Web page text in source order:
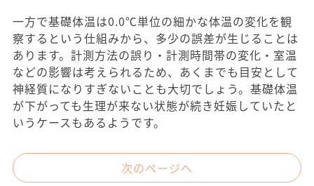
一方で基礎体温は0.0℃単位の細かな体温の変化を観
察するという仕組みから、多少の誤差が生じることは
あります。計測方法の誤り・計測時間帯の変化・室温
などの影響は考えられるため、あくまでも目安として
神経質になりすぎないことも大切でしょう。基礎体温
が下がっても生理が来ない状態が続き妊娠していたと
いうケースもあるようです。
次のページへ